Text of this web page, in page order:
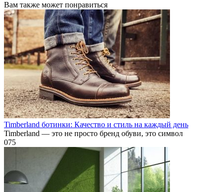
Вам также может понравиться
Timberland ботинки: Качество и стиль на каждый день
Timberland — это не просто бренд обуви, это символ
075